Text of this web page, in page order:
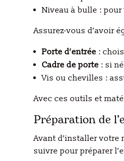
Niveau à bulle :
Assurez-vous d’avoir
Porte d’entrée :
Cadre de porte : si
Vis ou chevilles :
Avec ces outils et
Préparation de
Avant d’installer votre
suivre pour préparer